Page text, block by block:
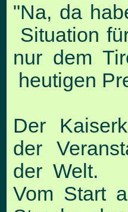
"Na, da
Situation
nur dem
heutigen
Der
der
der Welt.
Vom Start